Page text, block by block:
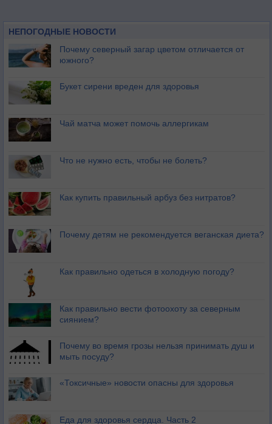
НЕПОГОДНЫЕ НОВОСТИ
Почему северный загар цветом отличается от
южного?
Букет сирени вреден для здоровья
Чай матча может помочь аллергикам
Что не нужно есть, чтобы не болеть?
Как купить правильный арбуз без нитратов?
Почему детям не рекомендуется веганская диета?
Как правильно одеться в холодную погоду?
Как правильно вести фотоохоту за северным
сиянием?
Почему во время грозы нельзя принимать душ и
мыть посуду?
«Токсичные» новости опасны для здоровья
Еда для здоровья сердца. Часть 2